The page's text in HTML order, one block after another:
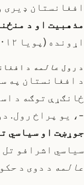
افغانستان ډیری
مذهبيت او د
اړونده (پویا ۲۰۱۲).
د رول عالمه د
د افغانستان په
ځانګړې توګه د
-، یو پراخ رول.
جوړښت او سیاسي
سیاسي اشرافو تل
عالمه د دوی د